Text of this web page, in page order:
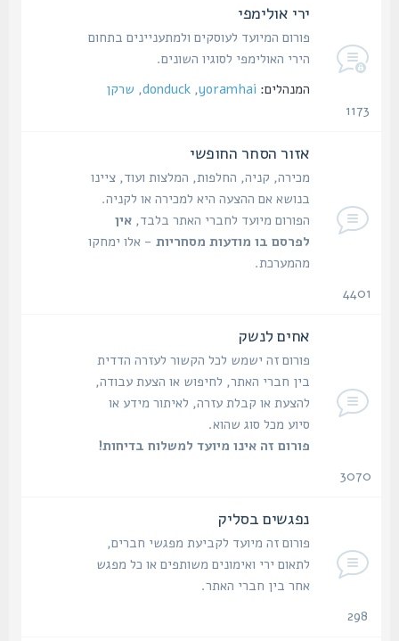
ירי אולימפי
פורום המיועד לעוסקים ולמתעניינים בתחום
הירי האולימפי לסוגיו השונים.
המנהלים: yoramhai
,
donduck
,שרקן
אזור הסחר החופשי
מכירה, קניה, החלפות, המלצות ועוד, ציינו
בנושא אם ההצעה היא למכירה או לקניה.
הפורום מיועד לחברי האתר בלבד,אין
לפרסם בו מודעות מסחריות- אלו ימחקו
מהמערכת.
אחים לנשק
פורום זה ישמש לכל הקשור לעזרה הדדית
בין חברי האתר, לחיפוש או הצעת עבודה,
להצעת או קבלת עזרה, לאיתור מידע או
סיוע מכל סוג שהוא.
פורום זה אינו מיועד למשלוח בדיחות!
3070
נפגשים בסליק
פורום זה מיועד לקביעת מפגשי חברים,
לתאום ירי ואימונים משותפים או כל מפגש
אחר בין חברי האתר.